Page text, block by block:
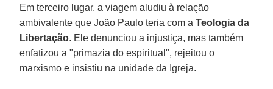
Em terceiro lugar, a viagem aludiu à relação
ambivalente que João Paulo teria com aTeologia da
Libertação. Ele denunciou a injustiça, mas também
enfatizou a "primazia do espiritual", rejeitou o
marxismo e insistiu na unidade da Igreja.